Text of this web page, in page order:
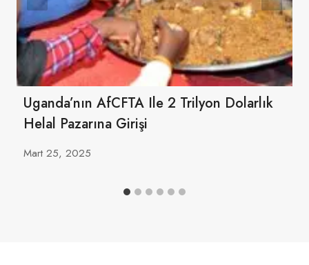
Uganda’nın AfCFTA Ile 2 Trilyon Dolarlık
Helal Pazarına Girişi
Mart 25, 2025